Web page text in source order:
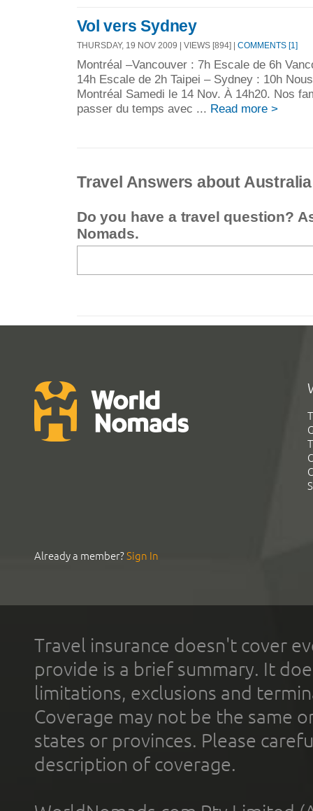
Vol vers Sydney
THURSDAY, 19 NOV 2009 | VIEWS [894] | COMMENTS [1]
Montréal –Vancouver : 7h Escale de 6h
14h Escale de 2h Taipei – Sydney : 10h
Montréal Samedi le 14 Nov. À 14h20. Nos
passer du temps avec ... Read more >
Travel Answers about Australia
Do you have a travel question?
Nomads.
Already a member?Sign In
Travel insurance doesn't cover
provide is a brief summary. It
limitations, exclusions and
Coverage may not be the same
states or provinces. Please
description of coverage.